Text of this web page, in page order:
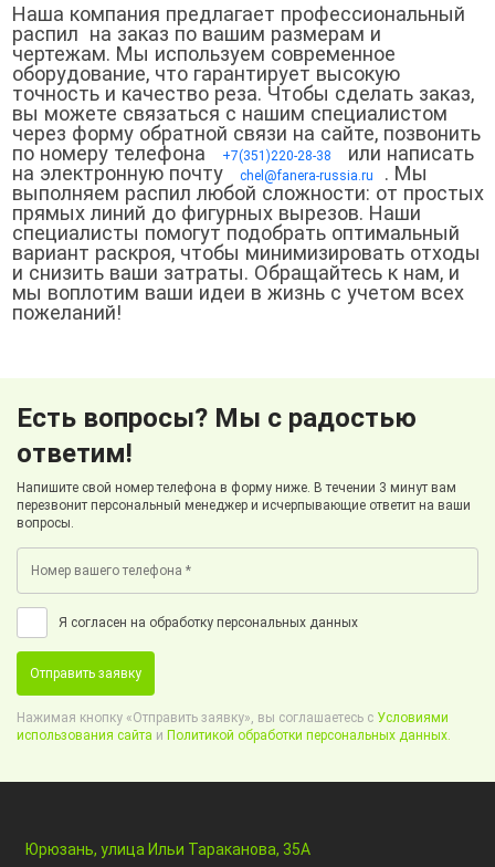
Наша компания предлагает профессиональный
распил на заказ по вашим размерам и
чертежам. Мы используем современное
оборудование, что гарантирует высокую
точность и качество реза. Чтобы сделать заказ,
вы можете связаться с нашим специалистом
через форму обратной связи на сайте, позвонить
по номеру телефона
+7(351)220-28-38
или написать
на электронную почту
chel@fanera-russia.ru
. Мы
выполняем распил любой сложности: от простых
прямых линий до фигурных вырезов. Наши
специалисты помогут подобрать оптимальный
вариант раскроя, чтобы минимизировать отходы
и снизить ваши затраты. Обращайтесь к нам, и
мы воплотим ваши идеи в жизнь с учетом всех
пожеланий!
Есть вопросы? Мы с радостью
ответим!
Напишите свой номер телефона в форму ниже. В течении 3 минут вам
перезвонит персональный менеджер и исчерпывающие ответит на ваши
вопросы.
Я согласен на обработку персональных данных
Отправить заявку
Нажимая кнопку «Отправить заявку», вы соглашаетесь с Условиями
использования сайта и Политикой обработки персональных данных.
Юрюзань, улица Ильи Тараканова, 35А